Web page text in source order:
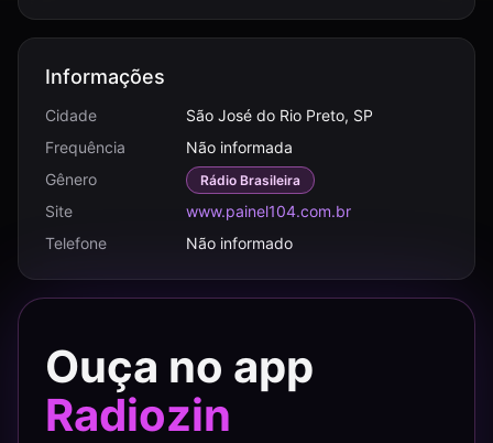
Informações
Cidade
São José do Rio Preto, SP
Frequência
Não informada
Gênero
Rádio Brasileira
Site
www.painel104.com.br
Telefone
Não informado
Ouça no app
Radiozin